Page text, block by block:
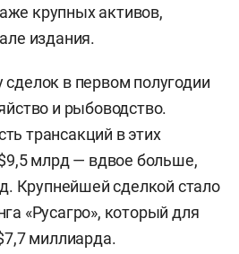
крупных активов,
издания.
в первом полугодии
и рыбоводство.
трансакций в этих
млрд — вдвое больше,
Крупнейшей сделкой стало
«Русагро», который для
миллиарда.